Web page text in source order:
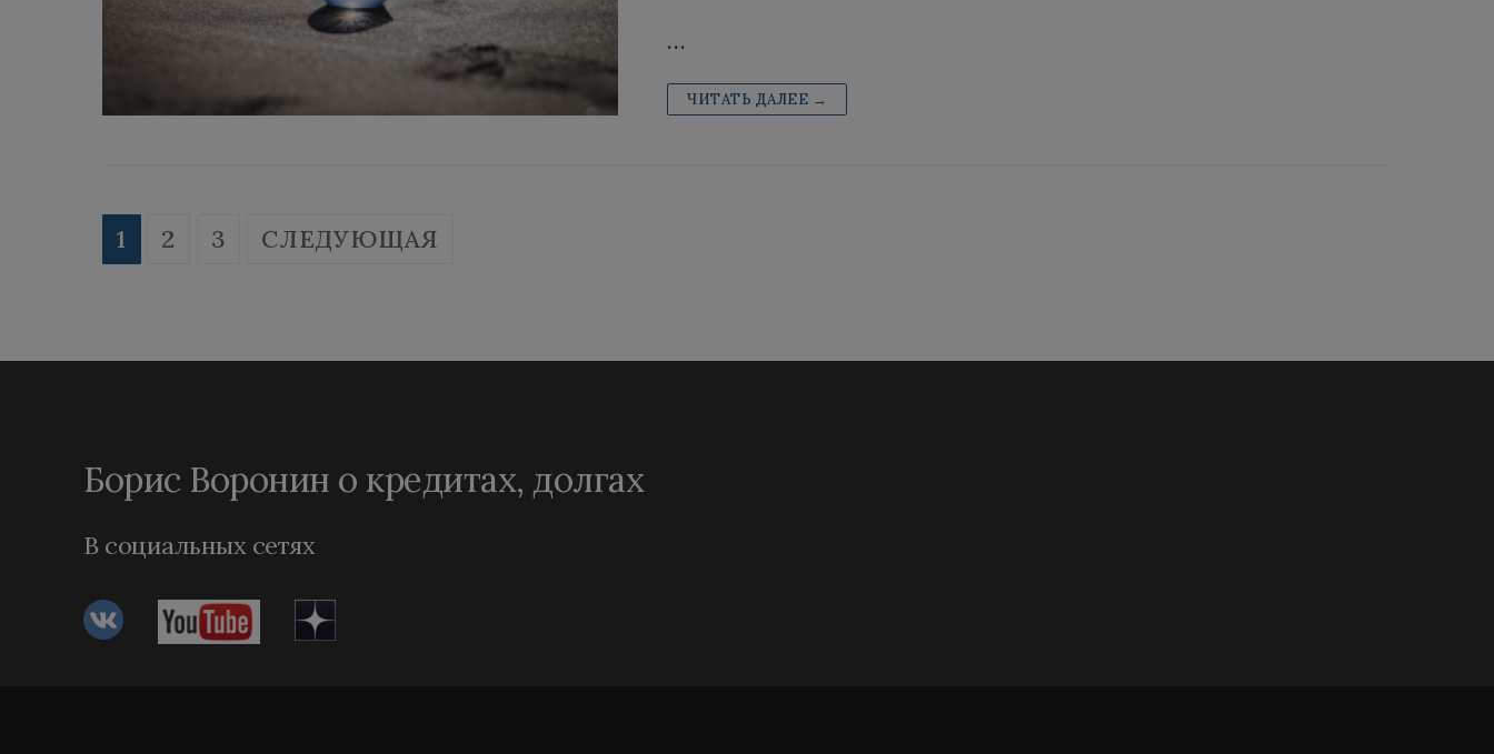
…
ЧИТАТЬ ДАЛЕЕ →
Пагинация
1 2 3 СЛЕДУЮЩАЯ
Борис Воронин о кредитах, долгах
В социальных сетях